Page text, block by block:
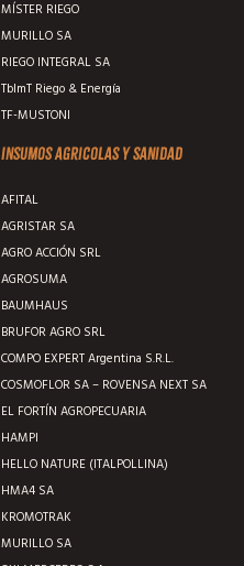
MÍSTER RIEGO
MURILLO SA
RIEGO INTEGRAL SA
TblmT Riego & Energía
TF-MUSTONI
Insumos agricolas y sanidad
AFITAL
AGRISTAR SA
AGRO ACCIÓN SRL
AGROSUMA
BAUMHAUS
BRUFOR AGRO SRL
COMPO EXPERT Argentina S.R.L.
COSMOFLOR SA – ROVENSA NEXT SA
EL FORTÍN AGROPECUARIA
HAMPI
HELLO NATURE (ITALPOLLINA)
HMA4 SA
KROMOTRAK
MURILLO SA